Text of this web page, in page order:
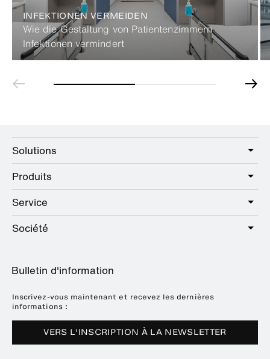
INFEKTIONEN VERMEIDEN
Wie die Gestaltung von Patientenzimmern
Infektionen vermindert
Solutions
Care
Public
Hotel
Produits
Sanitaire
Quincaillerie
Expositions
Service
Offre de services
Brochures et catalogues
Downloads
Société
Références
Presse
Dates des salons
Durabilité
Bulletin d'information
Inscrivez-vous maintenant et recevez les dernières
informations :
VERS L'INSCRIPTION À LA NEWSLETTER